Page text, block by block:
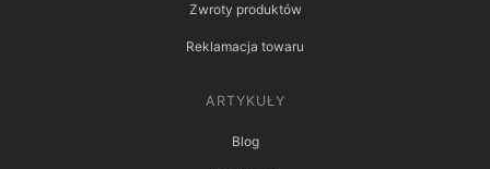
Zwroty produktów
Reklamacja towaru
ARTYKUŁY
Blog